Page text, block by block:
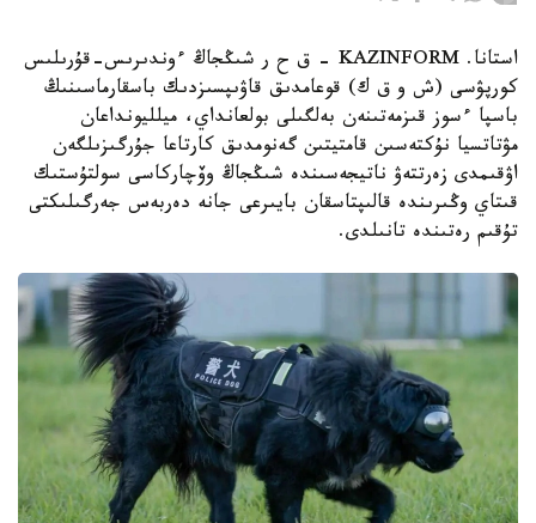
استانا. KAZINFORM – ق ح ر شىڭجاڭ ءوندىرىس-قۇرىلىس
كورپۋسى (ش و ق ك) قوعامدىق قاۋىپسىزدىك باسقارماسىنىڭ
باسپا ءسوز قىزمەتىنەن بەلگىلى بولعانداي، ميلليونداعان
مۋتاتسيا نۇكتەسىن قامتيتىن گەنومدىق كارتاعا جۇرگىزىلگەن
اۋقىمدى زەرتتەۋ ناتيجەسىندە شىڭجاڭ وۆچاركاسى سولتۇستىك
قىتاي وڭىرىندە قالىپتاسقان بايىرعى جانە دەربەس جەرگىلىكتى
تۇقىم رەتىندە تانىلدى.